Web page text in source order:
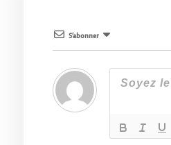
S’abonner